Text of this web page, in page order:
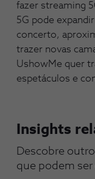
fazer streaming
5G pode
concerto,
trazer novas
UshowMe quer
espetáculos e
Insights
Descobre
que podem